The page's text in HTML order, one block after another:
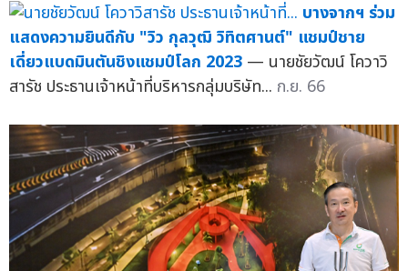
บางจากฯ ร่วม
แสดงความยินดีกับ "วิว กุลวุฒิ วิทิตศานต์" แชมป์ชาย
เดี่ยวแบดมินตันชิงแชมป์โลก 2023 — นายชัยวัฒน์ โควาวิ
สารัช ประธานเจ้าหน้าที่บริหารกลุ่มบริษัท... ก.ย. 66